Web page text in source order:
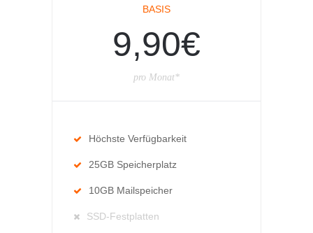
BASIS
9,90€
pro Monat*
Höchste Verfügbarkeit
25GB Speicherplatz
10GB Mailspeicher
SSD-Festplatten